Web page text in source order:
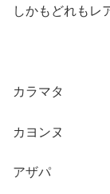
しかもどれもレ
カラマタ
カヨンヌ
アザパ